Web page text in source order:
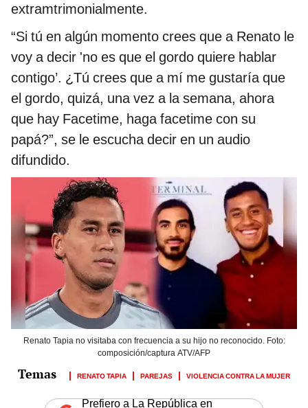
extramtrimonialmente.
“Si tú en algún momento crees que a Renato le
voy a decir 'no es que el gordo quiere hablar
contigo’. ¿Tú crees que a mí me gustaría que
el gordo, quizá, una vez a la semana, ahora
que hay Facetime, haga facetime con su
papá?”, se le escucha decir en un audio
difundido.
Renato Tapia no visitaba con frecuencia a su hijo no reconocido. Foto:
composición/captura ATV/AFP
RENATO TAPIA PAREJAS VIOLENCIA CONTRA LA MUJER
Prefiero a La República en